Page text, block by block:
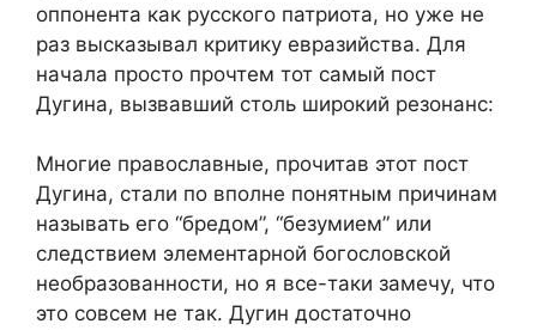
оппонента как русского патриота, но уже не
раз высказывал критику евразийства. Для
начала просто прочтем тот самый пост
Дугина, вызвавший столь широкий резонанс:
Многие православные, прочитав этот пост
Дугина, стали по вполне понятным причинам
называть его “бредом”, “безумием” или
следствием элементарной богословской
необразованности, но я все-таки замечу, что
это совсем не так. Дугин достаточно